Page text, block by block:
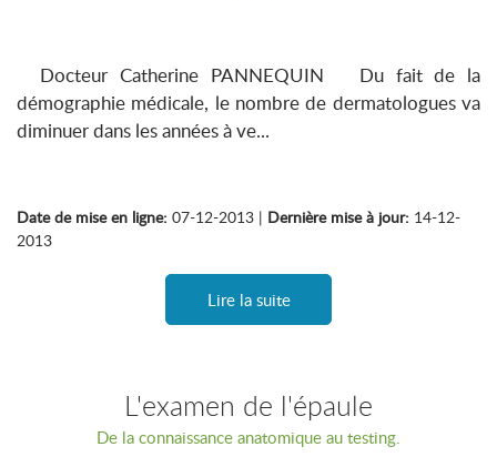
Docteur Catherine PANNEQUIN Du fait de la
démographie médicale, le nombre de dermatologues va
diminuer dans les années à ve...
Date de mise en ligne: 07-12-2013 | Dernière mise à jour: 14-12-
2013
Lire la suite
L'examen de l'épaule
De la connaissance anatomique au testing.